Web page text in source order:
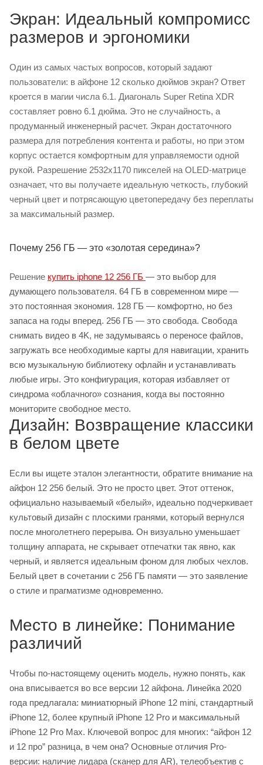
Экран: Идеальный компромисс
размеров и эргономики
Один из самых частых вопросов, который задают
пользователи: в айфоне 12 сколько дюймов экран? Ответ
кроется в магии числа 6.1. Диагональ Super Retina XDR
составляет ровно 6.1 дюйма. Это не случайность, а
продуманный инженерный расчет. Экран достаточного
размера для потребления контента и работы, но при этом
корпус остается комфортным для управляемости одной
рукой. Разрешение 2532x1170 пикселей на OLED-матрице
означает, что вы получаете идеальную четкость, глубокий
черный цвет и потрясающую цветопередачу без переплаты
за максимальный размер.
Почему 256 ГБ — это «золотая середина»?
Решение купить iphone 12 256 ГБ — это выбор для
думающего пользователя. 64 ГБ в современном мире —
это постоянная экономия. 128 ГБ — комфортно, но без
запаса на годы вперед. 256 ГБ — это свобода. Свобода
снимать видео в 4K, не задумываясь о переносе файлов,
загружать все необходимые карты для навигации, хранить
всю музыкальную библиотеку офлайн и устанавливать
любые игры. Это конфигурация, которая избавляет от
синдрома «облачного» сознания, когда вы постоянно
мониторите свободное место.
Дизайн: Возвращение классики
в белом цвете
Если вы ищете эталон элегантности, обратите внимание на
айфон 12 256 белый. Это не просто цвет. Этот оттенок,
официально называемый «белый», идеально подчеркивает
культовый дизайн с плоскими гранями, который вернулся
после многолетнего перерыва. Он визуально уменьшает
толщину аппарата, не скрывает отпечатки так явно, как
черный, и является идеальным фоном для любых чехлов.
Белый цвет в сочетании с 256 ГБ памяти — это заявление
о стиле и прагматизме одновременно.
Место в линейке: Понимание
различий
Чтобы по-настоящему оценить модель, нужно понять, как
она вписывается во все версии 12 айфона. Линейка 2020
года предлагала: миниатюрный iPhone 12 mini, стандартный
iPhone 12, более крупный iPhone 12 Pro и максимальный
iPhone 12 Pro Max. Ключевой вопрос для многих: “айфон 12
и 12 про” разница, в чем она? Основные отличия Pro-
версии: наличие лидара (сканер для AR), телеобъектив с